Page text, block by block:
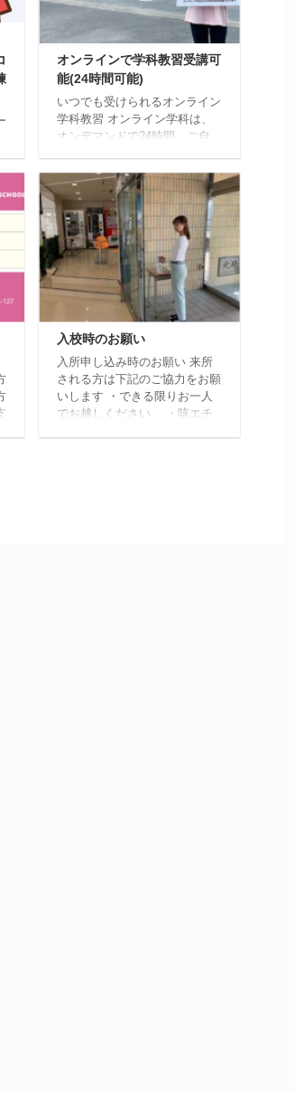
オンラインで学科教習受講可
能(24時間可能)
いつでも受けられるオンライン
学科教習 オンライン学科は、
オンデマンドで24時間、ご自
科教習を除く)オンライン学科
受講は、事前登録が必要ですの
で教習所受付にてお申し込みく
ださい。オンライン学科以外
は、対面での受講となります。
オンライン学科視聴ブースもご
利用ください 教習所内でもオ
ンライン学科を受講することが
できます。是非ご利用くださ
い。 受講する際に人数の制限
があります。19時10分以降は
受講できません。(閉所のため)
学科教習について 対面で実施
する学科教習 段階 教程番号 ...
入校時のお願い
入所申し込み時のお願い 来所
される方は下記のご協力をお願
いします ・できる限りお一人
でお越しください。 ・咳エチ